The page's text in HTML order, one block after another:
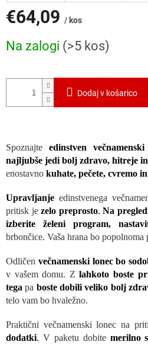
€64,09 / kos
mere:
Na zalogi (>5 kos)
Dodaj v košarico
Spoznajte edinstven
najljubše jedi bolj zdravo, hitreje
enostavno kuhate, pečete, cvremo
Upravljanje edinstvenega
pritisk jezelo preprosto.Na
izberite želeni program,
brbončice. Vaša hrana bo popolnoma
Odličen večnamenski lonec bo
v vašem domu. Zlahkoto boste
tegapa boste dobili veliko bolj
telo vam bo hvaležno.
Praktični večnamenski lonec na
dodatki. V paketu dobite merilno